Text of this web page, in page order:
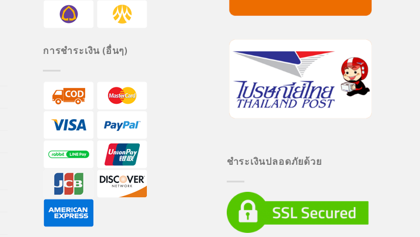
การชำระเงิน (อื่นๆ)
ชำระเงินปลอดภัยด้วย